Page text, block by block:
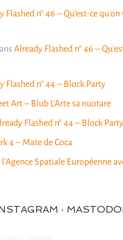
Flashed n° 46 – Qu’est-ce qu’on
Already Flashed n° 46 –
Flashed n° 44 – Block Party
Art – Blub L’Arte sa nuotare
Flashed n° 44 – Block Party
4 – Mate de Coca
Spatiale Européenne
·